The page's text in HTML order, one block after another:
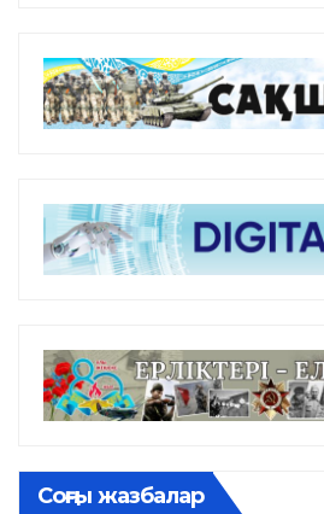
Соңғы жазбалар